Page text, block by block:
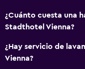
Bar de tapas
Tetera
¿Cuánto cuesta una
Stadthotel Vienna?
¿Hay servicio de
Vienna?